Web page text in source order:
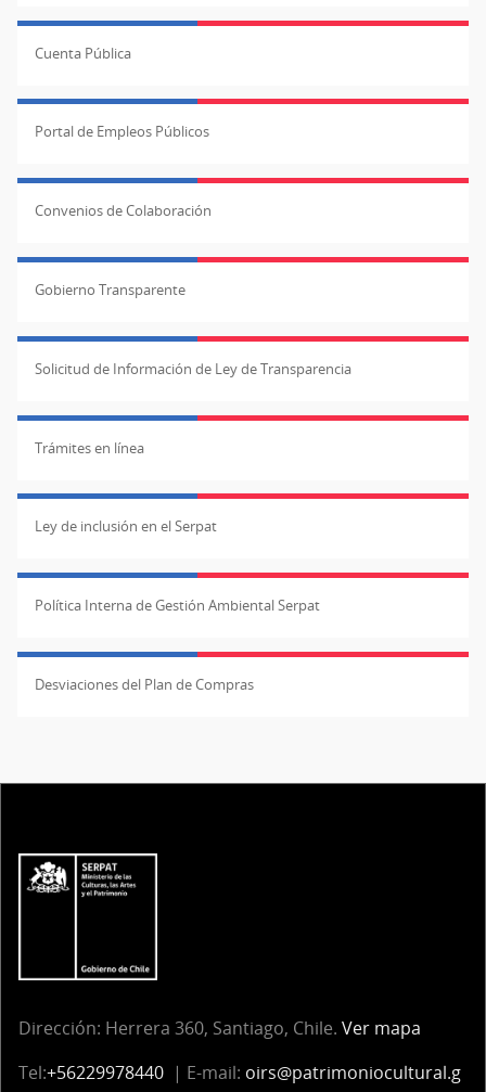
Cuenta Pública
Portal de Empleos Públicos
Convenios de Colaboración
Gobierno Transparente
Solicitud de Información de Ley de Transparencia
Trámites en línea
Ley de inclusión en el Serpat
Política Interna de Gestión Ambiental Serpat
Desviaciones del Plan de Compras
Dirección: Herrera 360, Santiago, Chile. Ver mapa
Tel:+56229978440 | E-mail: oirs@patrimoniocultural.g